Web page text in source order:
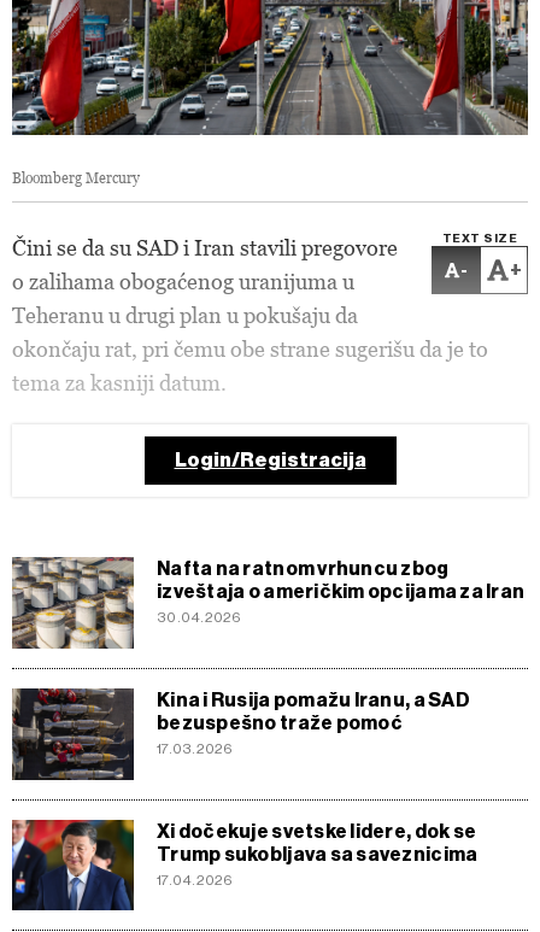
Bloomberg Mercury
TEXT SIZE
- +
Čini se da su SAD i Iran stavili pregovore
o zalihama obogaćenog uranijuma u
Teheranu u drugi plan u pokušaju da
okončaju rat, pri čemu obe strane sugerišu da je to
tema za kasniji datum.
Login/Registracija
Nafta na ratnom vrhuncu zbog
izveštaja o američkim opcijama za Iran
30.04.2026
Kina i Rusija pomažu Iranu, a SAD
bezuspešno traže pomoć
17.03.2026
Xi dočekuje svetske lidere, dok se
Trump sukobljava sa saveznicima
17.04.2026